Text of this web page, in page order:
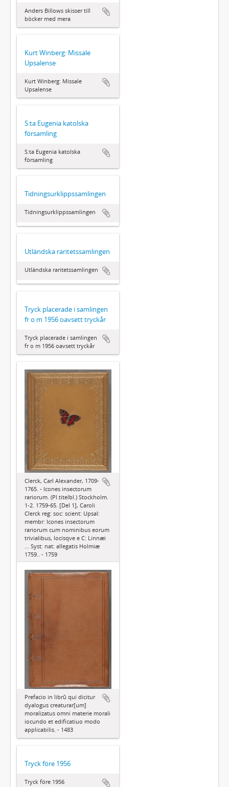
Anders Billows skisser till
böcker med mera
Kurt Winberg: Missale
Upsalense
Kurt Winberg: Missale
Upsalense
S:ta Eugenia katolska
församling
S:ta Eugenia katolska
församling
Tidningsurklippssamlingen
Tidningsurklippssamlingen
Utländska raritetssamlingen
Utländska raritetssamlingen
Tryck placerade i samlingen
fr o m 1956 oavsett tryckår
Tryck placerade i samlingen
fr o m 1956 oavsett tryckår
Clerck, Carl Alexander, 1709-
1765. - Icones insectorum
rariorum. (Pl.titelbl.) Stockholm.
1-2. 1759-65. [Del 1], Caroli
Clerck reg: soc: scient: Upsal:
membr: Icones insectorum
rariorum cum nominibus eorum
trivialibus, locisqve e C: Linnæi
... Syst: nat: allegatis Holmiæ
1759.. - 1759
Prefacio in librū qui dicitur
dyalogus creaturar[um]
moralizatus omni materie morali
iocundo et edificatiuo modo
applicabilis. - 1483
Tryck före 1956
Tryck före 1956